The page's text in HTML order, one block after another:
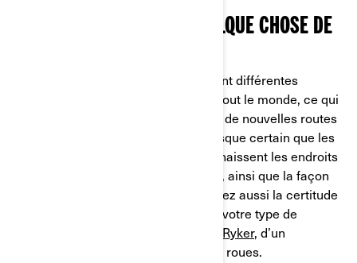
VOUS AUREZ TOUJOURS QUELQUE CHOSE DE
Ces groupes organisent constamment différentes
excursions susceptibles de plaire à tout le monde, ce qui
est un excellent moyen de découvrir de nouvelles routes
et de nouveaux itinéraires. Il est presque certain que les
conducteurs plus expérimentés connaissent les endroits
les plus pittoresques de votre région, ainsi que la façon
d’y arriver en toute sécurité. Vous avez aussi la certitude
que ces excursions sont adaptées à votre type de
Ryker, d’un
ou d’un autre véhicule à trois roues.